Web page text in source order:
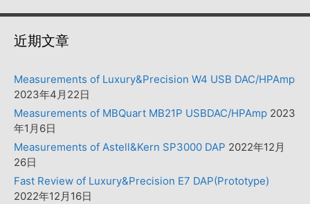
近期文章
Measurements of Luxury&Precision W4 USB DAC/HPAmp
2023年4月22日
Measurements of MBQuart MB21P USBDAC/HPAmp 2023
年1月6日
Measurements of Astell&Kern SP3000 DAP 2022年12月
26日
Fast Review of Luxury&Precision E7 DAP(Prototype)
2022年12月16日